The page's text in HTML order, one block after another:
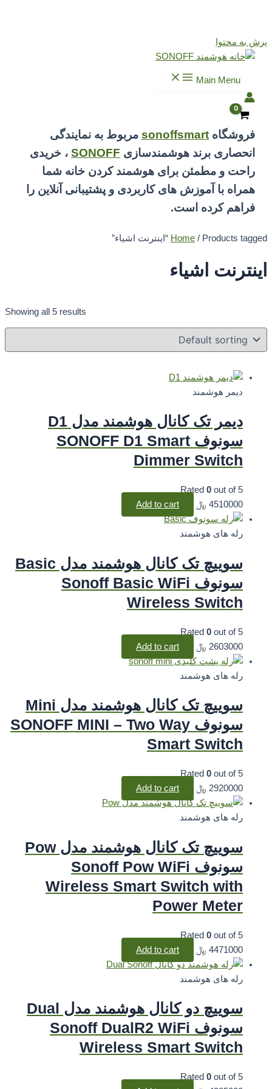
پرش به محتوا
Main Menu
فروشگاه sonoffsmart مربوط به نمایندگی
انحصاری برند هوشمندسازی SONOFF ، خریدی
راحت و مطمئن برای هوشمند کردن خانه شما
همراه با آموزش های کاربردی و پشتیبانی آنلاین را
فراهم کرده است.
Home / Products tagged “اینترنت اشیاء”
اینترنت اشیاء
Showing all 5 results
دیمر هوشمند
دیمر تک کانال هوشمند مدل D1
سونوف SONOFF D1 Smart
Dimmer Switch
Rated 0 out of 5
4510000 ﷼ Add to cart
رله های هوشمند
سوییچ تک کانال هوشمند مدل Basic
سونوف Sonoff Basic WiFi
Wireless Switch
Rated 0 out of 5
2603000 ﷼ Add to cart
رله های هوشمند
سوییچ تک کانال هوشمند مدل Mini
سونوف SONOFF MINI – Two Way
Smart Switch
Rated 0 out of 5
2920000 ﷼ Add to cart
رله های هوشمند
سوییچ تک کانال هوشمند مدل Pow
سونوف Sonoff Pow WiFi
Wireless Smart Switch with
Power Meter
Rated 0 out of 5
4471000 ﷼ Add to cart
رله های هوشمند
سوییچ دو کانال هوشمند مدل Dual
سونوف Sonoff DualR2 WiFi
Wireless Smart Switch
Rated 0 out of 5